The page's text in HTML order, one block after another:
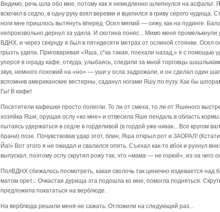
Видимо, речь шла обо мне, потому как я немедленно шлепнулся на асфальт.
вскочил в седло, в одну руку взял веревки и вцепился в гриву серого чудища.
ноги мне пришлось вытянуть вперед. Осел мягкий — сижу, как на пудинге.
непроизвольно дернул за удила. И скотина понес... Мимо меня
ВДНХ, и через секунду я был в пятидесяти метрах от ослиной стоянки. Осел
грызть удила. Приговаривая «Яша, с*ка такая, поехали назад,» я с помощью
уперся в ограду кафе, откуда, улыбаясь, следили за мной торговцы
звук, немного похожий на «но» — уши у осла задрожали, и он сделал один
вспомнив американские вестерны, саданул ногами Яшу по пузу. Как бы
Гы! В кафе!
Посетители кафешки просто полегли. То ли от смеха, то ли от Яшиного
хозяйка Яши, орущая ослу «ко мне» и отвесила Яше пендаль в область
пытаясь удержаться в седле в горделивой (в гордой уже никак... Все кругом
брани) позе. Почувствовав удар этот, блин, Яша открыл рот и ЗАОРАЛ!
Йа!» Вот этого я не ожидал и свалился опять. Съехал как-то вбок и рухнул
выпускал, поэтому ослу скрутил рожу так, что «мама — не горюй», из-за чего
ПолВДНХ сбежалось посмотреть, какая сволочь так цинично издевается над
матом орет... Очкастая дурища эта подошла ко мне, помогла подняться.
предложила покататься на верблюде.
На верблюда решили меня не сажать. Отложили на следующий раз...